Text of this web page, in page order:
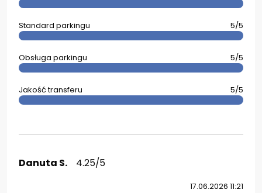
Standard parkingu 5/5
Obsługa parkingu 5/5
Jakość transferu 5/5
Danuta S. 4.25/5
17.06.2026 11:21